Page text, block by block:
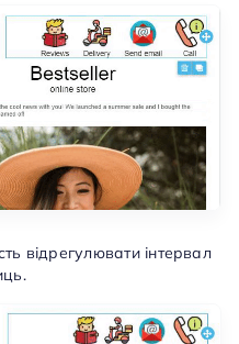
відрегулювати інтервал